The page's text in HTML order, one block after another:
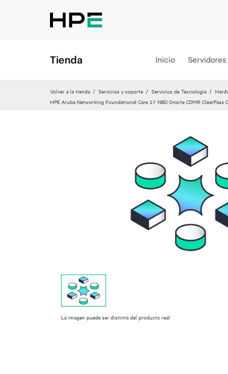
Tienda Inicio Servidores
Volver a la tienda Servicios y soporte Servicios de Tecnología
HPE Aruba Networking Foundational Care 1Y NBD Onsite CDMR ClearPass
La imagen puede ser distinta del producto real